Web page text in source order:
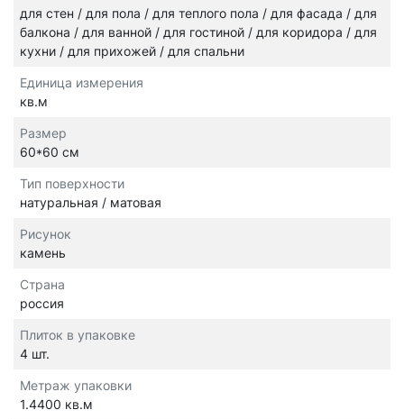
для стен / для пола / для теплого пола / для фасада / для
балкона / для ванной / для гостиной / для коридора / для
кухни / для прихожей / для спальни
Единица измерения
кв.м
Размер
60*60 см
Тип поверхности
натуральная / матовая
Рисунок
камень
Страна
россия
Плиток в упаковке
4 шт.
Метраж упаковки
1.4400 кв.м